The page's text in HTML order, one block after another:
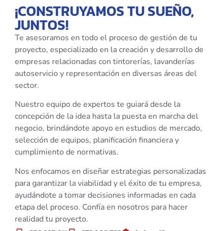
¡CONSTRUYAMOS TU SUEÑO,
JUNTOS!
Te asesoramos en todo el proceso de gestión de tu
proyecto, especializado en la creación y desarrollo de
empresas relacionadas con tintorerías, lavanderías
autoservicio y representación en diversas áreas del
sector.
Nuestro equipo de expertos te guiará desde la
concepción de la idea hasta la puesta en marcha del
negocio, brindándote apoyo en estudios de mercado,
selección de equipos, planificación financiera y
cumplimiento de normativas.
Nos enfocamos en diseñar estrategias personalizadas
para garantizar la viabilidad y el éxito de tu empresa,
ayudándote a tomar decisiones informadas en cada
etapa del proceso. Confía en nosotros para hacer
realidad tu proyecto.